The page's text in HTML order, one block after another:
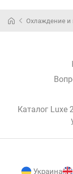
х
д
о
Охлаждение и
Каталог Luxe
Украина